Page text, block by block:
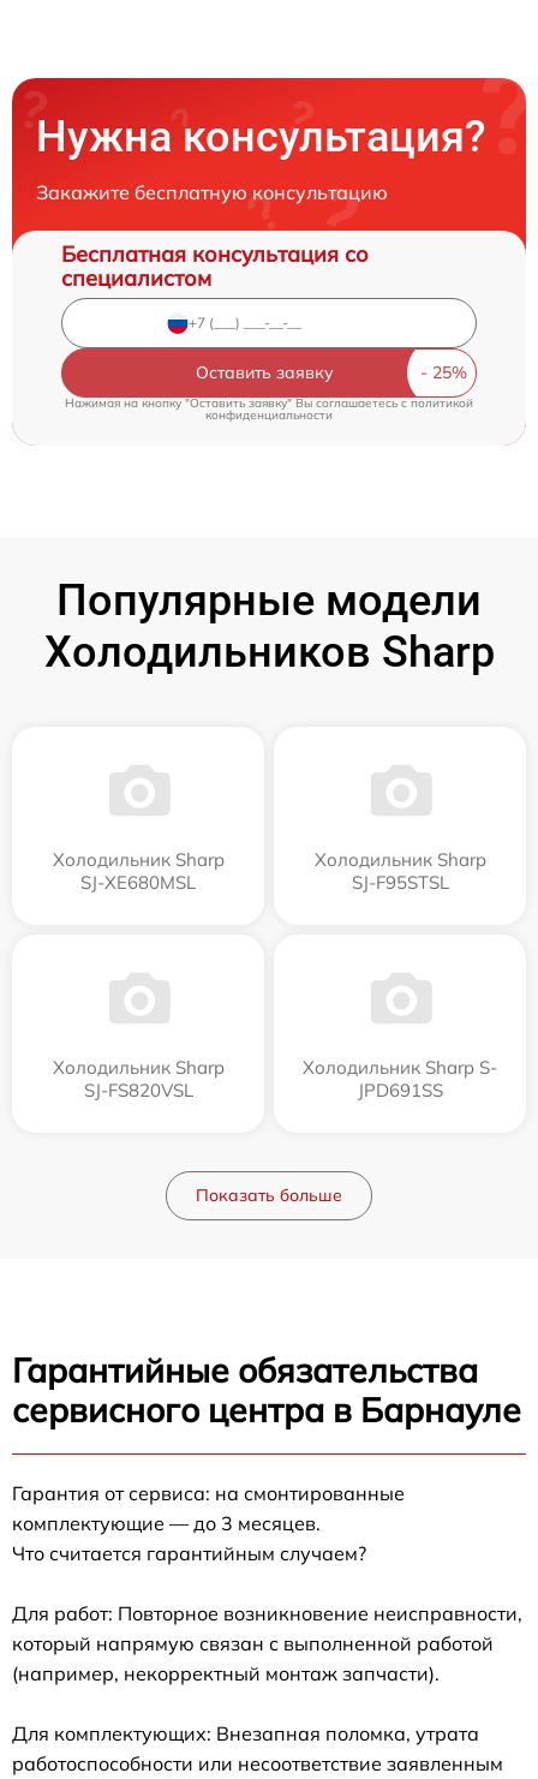
Нужна консультация?
Закажите бесплатную консультацию
Бесплатная консультация со
специалистом
Оставить заявку
Нажимая на кнопку "Оставить заявку" Вы соглашаетесь cполитикой
конфиденциальности
Популярные модели
Холодильников Sharp
Холодильник Sharp
SJ-XE680MSL
Холодильник Sharp
SJ-F95STSL
Холодильник Sharp
SJ-FS820VSL
Холодильник Sharp S-
JPD691SS
Показать больше
Гарантийные обязательства
сервисного центра в Барнауле
Гарантия от сервиса: на смонтированные
комплектующие — до 3 месяцев.
Что считается гарантийным случаем?
Для работ: Повторное возникновение неисправности,
который напрямую связан с выполненной работой
(например, некорректный монтаж запчасти).
Для комплектующих: Внезапная поломка, утрата
работоспособности или несоответствие заявленным